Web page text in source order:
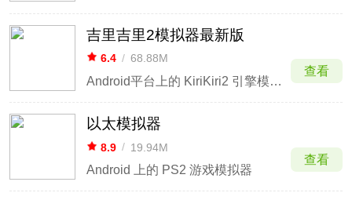
吉里吉里2模拟器最新版
6.4 / 68.88M
Android平台上的 KiriKiri2 引擎模拟器
查看
以太模拟器
8.9 / 19.94M
Android 上的 PS2 游戏模拟器
查看